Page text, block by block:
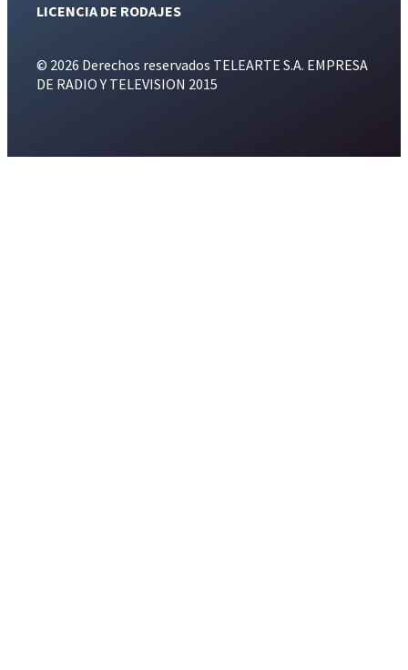
LICENCIA DE RODAJES
© 2026 Derechos reservados TELEARTE S.A. EMPRESA
DE RADIO Y TELEVISION 2015